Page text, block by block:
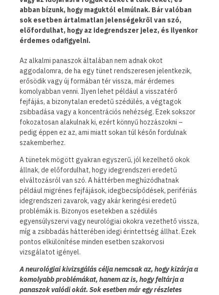
abban bízunk, hogy maguktól elmúlnak. Bár valóban
sok esetben ártalmatlan jelenségekről van szó,
előfordulhat, hogy az idegrendszer jelez, és ilyenkor
érdemes odafigyelni.
Az alkalmi panaszok általában nem adnak okot
aggodalomra, de ha egy tünet rendszeresen jelentkezik,
erősödik vagy új formában tér vissza, már érdemes
komolyabban venni. Ilyen lehet például a visszatérő
fejfájás, a bizonytalan eredetű szédülés, a végtagok
zsibbadása vagy a koncentrációs nehézség. Ezek sokszor
fokozatosan alakulnak ki, ezért könnyű hozzászokni –
pedig éppen ez az, ami miatt sokan túl későn fordulnak
szakemberhez.
A tünetek mögött gyakran egyszerű, jól kezelhető okok
állnak, de előfordulhat, hogy idegrendszeri eredetű
elváltozásról van szó. A háttérben meghúzódhatnak
például migrénes fejfájások, idegbecsípődések, perifériás
idegrendszeri zavarok, vagy akár keringési eredetű
problémák is. Bizonyos esetekben a szédülés
egyensúlyszervi vagy neurológiai okokra vezethető vissza,
míg a zsibbadás hátterében idegi érintettség állhat. Ezek
pontos elkülönítése minden esetben szakorvosi
vizsgálatot igényel.
A neurológiai kivizsgálás célja nemcsak az, hogy kizárja a
komolyabb problémákat, hanem az is, hogy feltárja a
panaszok valódi okát. Sok esetben már egy részletes